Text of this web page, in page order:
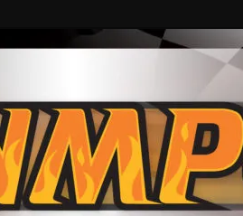
Organisatie